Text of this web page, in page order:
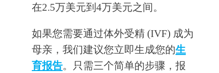
在2.5万美元到4万美元之间。
如果您需要通过体外受精 (IVF) 成为
母亲，我们建议您立即生成您的生
育报告。只需三个简单的步骤，报